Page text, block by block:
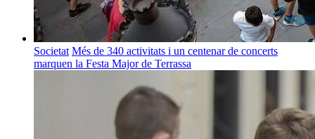
Societat Més de 340 activitats i un centenar de concerts
marquen la Festa Major de Terrassa